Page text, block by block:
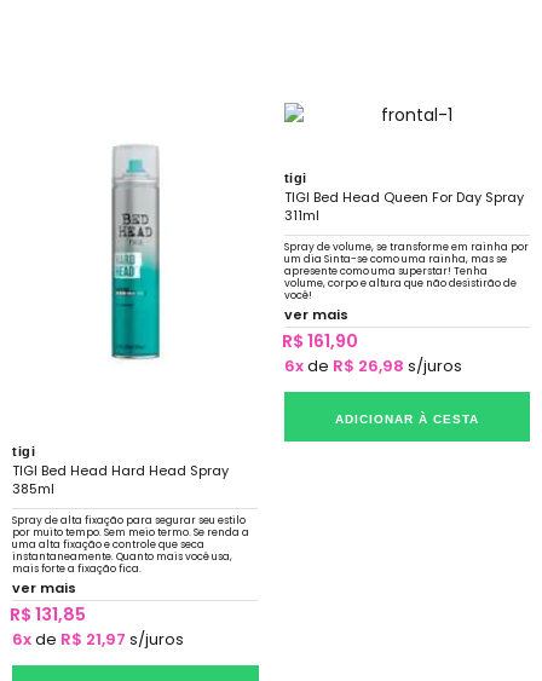
tigi
TIGI Bed Head Hard Head Spray
385ml
Spray de alta fixação para segurar seu estilo
por muito tempo. Sem meio termo. Se renda a
uma alta fixação e controle que seca
instantaneamente. Quanto mais você usa,
mais forte a fixação fica.
ver mais
R$ 131,85
6xde R$ 21,97 s/juros
tigi
TIGI Bed Head Queen For Day Spray
311ml
Spray de volume, se transforme em rainha por
um dia Sinta-se como uma rainha, mas se
apresente como uma superstar! Tenha
volume, corpo e altura que não desistirão de
você!
ver mais
R$ 161,90
6xde R$ 26,98 s/juros
ADICIONAR À CESTA